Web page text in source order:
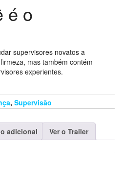
é o
supervisores novatos a
mas também contém
experientes.
, Supervisão
adicional Ver o Trailer